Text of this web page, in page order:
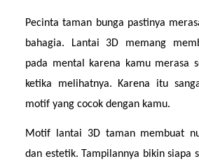
Pecinta taman bunga pastinya
bahagia. Lantai 3D memang
pada mental karena kamu merasa
ketika melihatnya. Karena itu
motif yang cocok dengan kamu.
Motif lantai 3D taman membuat
dan estetik. Tampilannya bikin siapa